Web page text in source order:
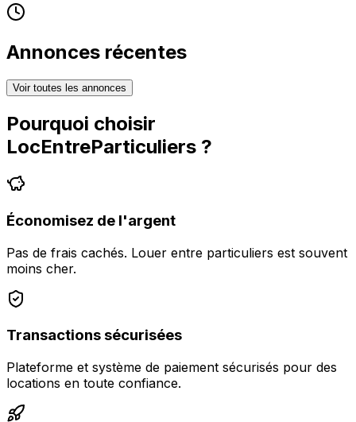
Annonces récentes
Voir toutes les annonces
Pourquoi choisir
LocEntreParticuliers ?
Économisez de l'argent
Pas de frais cachés. Louer entre particuliers est souvent
moins cher.
Transactions sécurisées
Plateforme et système de paiement sécurisés pour des
locations en toute confiance.